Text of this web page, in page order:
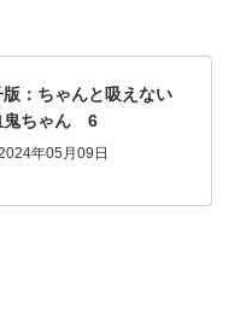
版：ちゃんと吸えない
鬼ちゃん 6
年05月09日